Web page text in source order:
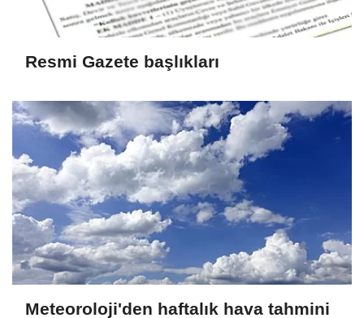
Resmi Gazete başlıkları
Meteoroloji'den haftalık hava tahmini